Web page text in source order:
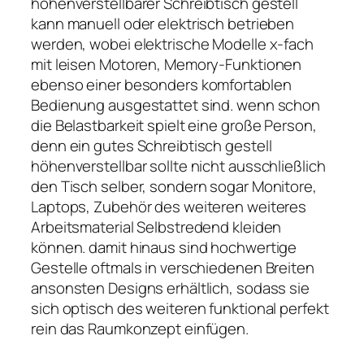
kann manuell oder elektrisch betrieben
werden, wobei elektrische Modelle x-fach
mit leisen Motoren, Memory-Funktionen
ebenso einer besonders komfortablen
Bedienung ausgestattet sind. wenn schon
die Belastbarkeit spielt eine große Person,
denn ein gutes Schreibtisch gestell
höhenverstellbar sollte nicht ausschließlich
den Tisch selber, sondern sogar Monitore,
Laptops, Zubehör des weiteren weiteres
Arbeitsmaterial Selbstredend kleiden
können. damit hinaus sind hochwertige
Gestelle oftmals in verschiedenen Breiten
ansonsten Designs erhältlich, sodass sie
sich optisch des weiteren funktional perfekt
rein das Raumkonzept einfügen.